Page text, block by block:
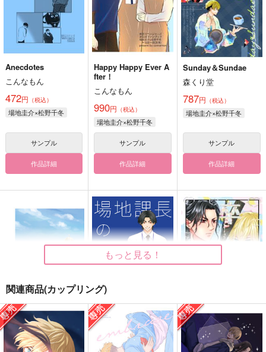
Anecdotes
こんなもん
472円 （税込）
場地圭介×松野千冬
サンプル
作品詳細
Happy Happy Ever A
fter！
こんなもん
990円 （税込）
場地圭介×松野千冬
サンプル
作品詳細
Sunday＆Sundae
森くり堂
787円 （税込）
場地圭介×松野千冬
サンプル
作品詳細
曰く、1.5
死人に梔子
場地課長の日常
タケノコワークス
卒業エトセトラ
はちみつもなか
もっと見る！
関連商品(カップリング)